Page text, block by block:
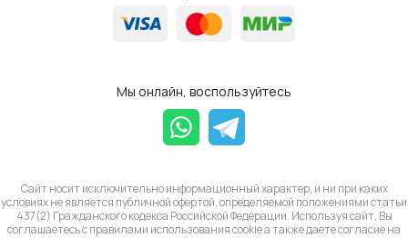
Мы онлайн, воспользуйтесь
Сайт носит исключительно информационный характер, и ни при каких
условиях не является публичной офертой, определяемой положениями статьи
437(2) Гражданского кодекса Российской Федерации. Используя сайт, Вы
соглашаетесь с правилами использования cookie а также даете согласие на